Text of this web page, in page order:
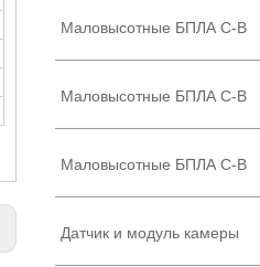
Маловысотные БПЛА C-B
Маловысотные БПЛА C-B
Маловысотные БПЛА C-B
Датчик и модуль камеры